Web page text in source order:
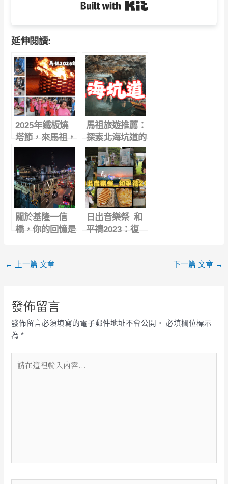
延伸閱讀:
2025年鐵板燒
塔節，來馬祖，
不只是旅行，是
一場心靈重開機
馬祖旅遊推薦：
探索北海坑道的
歷史、水道秘境
與夜間藍眼淚體
驗
關於基隆一信
橋，你的回憶是
日出音樂祭_和
平禱2023：復
← 上一篇 文章 下一篇 文章 →
發佈留言
發佈留言必須填寫的電子郵件地址不會公開。 必填欄位標示
為*
在